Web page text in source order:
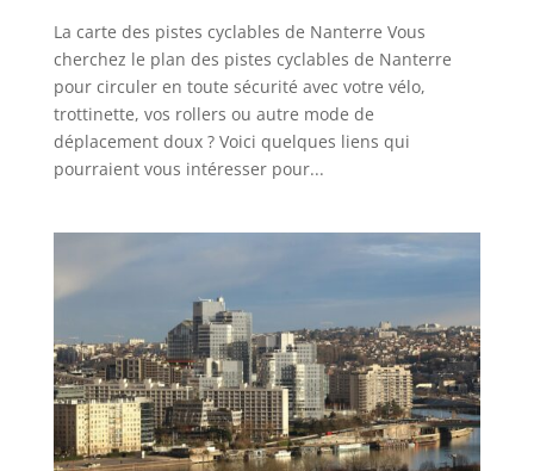
La carte des pistes cyclables de Nanterre Vous
cherchez le plan des pistes cyclables de Nanterre
pour circuler en toute sécurité avec votre vélo,
trottinette, vos rollers ou autre mode de
déplacement doux ? Voici quelques liens qui
pourraient vous intéresser pour...